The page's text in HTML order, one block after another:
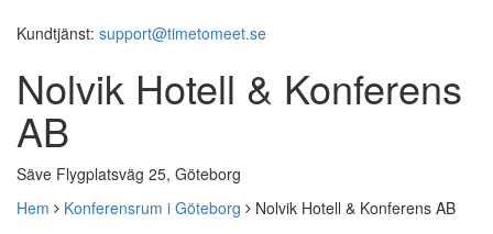
Kundtjänst: support@timetomeet.se
Nolvik Hotell & Konferens
AB
Säve Flygplatsväg 25, Göteborg
Hem
Konferensrum i Göteborg Nolvik Hotell & Konferens AB